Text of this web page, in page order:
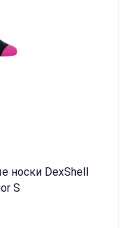
носки DexShell
S